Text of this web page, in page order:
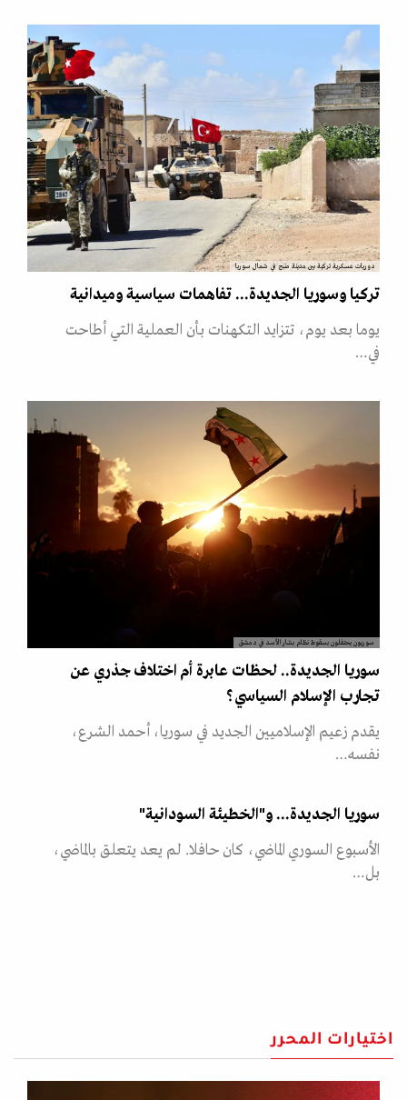
دوريات عسكرية تركية بين مدينة منبج في شمال سوريا
تركيا وسوريا الجديدة... تفاهمات سياسية وميدانية
يوما بعد يوم، تتزايد التكهنات بأن العملية التي أطاحت
في…
سوريون يحتفلون بسقوط نظام بشار الأسد في دمشق
سوريا الجديدة.. لحظات عابرة أم اختلاف جذري عن
تجارب الإسلام السياسي؟
يقدم زعيم الإسلاميين الجديد في سوريا، أحمد الشرع،
نفسه…
سوريا الجديدة... و"الخطيئة السودانية"
الأسبوع السوري الماضي، كان حافلا. لم يعد يتعلق بالماضي،
بل…
اختيارات المحرر